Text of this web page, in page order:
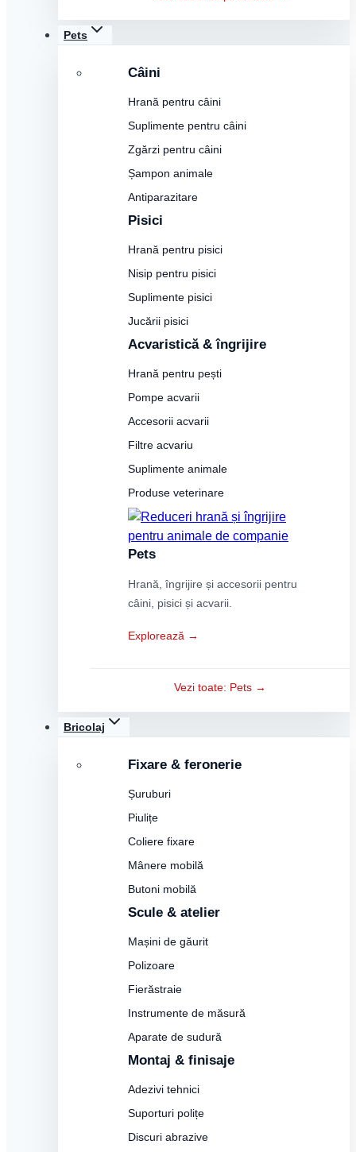
Pets
Câini
Hrană pentru câini
Suplimente pentru câini
Zgărzi pentru câini
Șampon animale
Antiparazitare
Pisici
Hrană pentru pisici
Nisip pentru pisici
Suplimente pisici
Jucării pisici
Acvaristică & îngrijire
Hrană pentru pești
Pompe acvarii
Accesorii acvarii
Filtre acvariu
Suplimente animale
Produse veterinare
Pets
Hrană, îngrijire și accesorii pentru
câini, pisici și acvarii.
Explorează →
Vezi toate: Pets →
Bricolaj
Fixare & feronerie
Șuruburi
Piulițe
Coliere fixare
Mânere mobilă
Butoni mobilă
Scule & atelier
Mașini de găurit
Polizoare
Fierăstraie
Instrumente de măsură
Aparate de sudură
Montaj & finisaje
Adezivi tehnici
Suporturi polițe
Discuri abrazive